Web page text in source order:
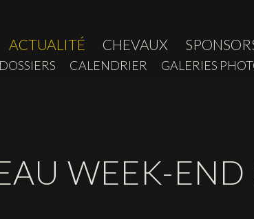
ACTUALITÉ CHEVAUX
DOSSIERS CALENDRIER GALERIES
WEEK-